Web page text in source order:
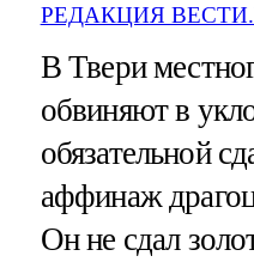
РЕДАКЦИЯ
В Твери
обвиняют в
обязательной
аффинаж
Он не сдал